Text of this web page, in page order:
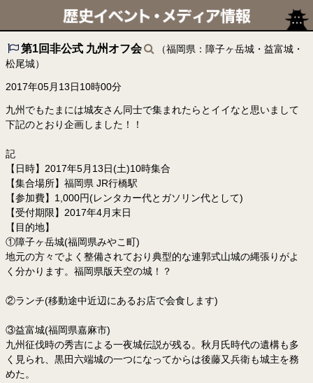
第1回非公式 九州オフ会
（福岡県：障子ヶ岳城・益富城・
松尾城）
2017年05月13日10時00分
九州でもたまには城友さん同士で集まれたらとイイなと思いまして
下記のとおり企画しました！！
記
【日時】2017年5月13日(土)10時集合
【集合場所】福岡県 JR行橋駅
【参加費】1,000円(レンタカー代とガソリン代として)
【受付期限】2017年4月末日
【目的地】
①障子ヶ岳城(福岡県みやこ町)
地元の方々でよく整備されており典型的な連郭式山城の縄張りがよ
く分かります。福岡県版天空の城！？
②ランチ(移動途中近辺にあるお店で会食します)
③益富城(福岡県嘉麻市)
九州征伐時の秀吉による一夜城伝説が残る。秋月氏時代の遺構も多
く見られ、黒田六端城の一つになってからは後藤又兵衛も城主を務
めた。